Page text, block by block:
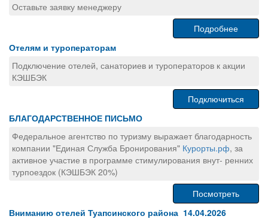
Оставьте заявку менеджеру
Подробнее
Отелям и туроператорам
Подключение отелей, санаториев и туроператоров к акции
КЭШБЭК
Подключиться
БЛАГОДАРСТВЕННОЕ ПИСЬМО
Федеральное агентство по туризму выражает благодарность
компании "Единая Служба Бронирования" Курорты.рф, за
активное участие в программе стимулирования внут- ренних
турпоездок (КЭШБЭК 20%)
Посмотреть
Вниманию отелей Туапсинского района 14.04.2026